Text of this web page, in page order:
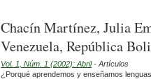
Chacín Martínez, Julia
Venezuela, República
Vol. 1, Núm. 1 (2002): Abril- Artículos
¿Porqué aprendemos y enseñamos